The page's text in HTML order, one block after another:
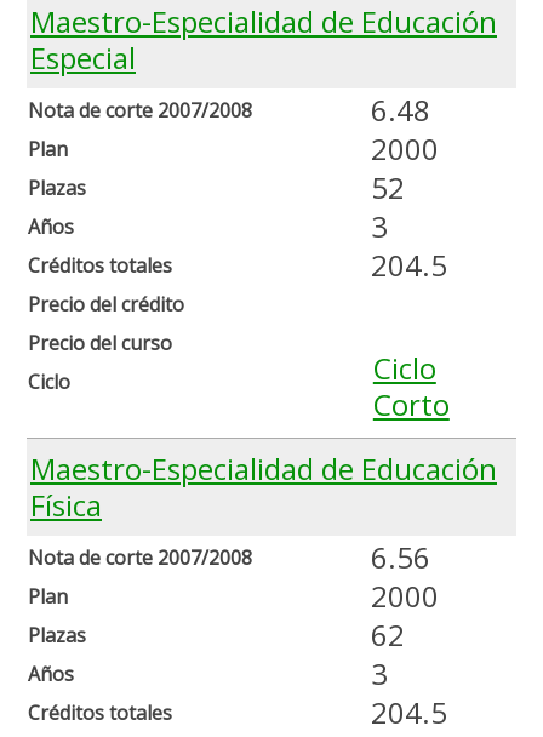
Maestro-Especialidad de Educación
Especial
Nota de corte 2007/2008
Plan
Plazas
Años
Créditos totales
Precio del crédito
Precio del curso
Ciclo
6.48
2000
52
3
204.5
Ciclo
Corto
Maestro-Especialidad de Educación
Física
Nota de corte 2007/2008
Plan
Plazas
Años
Créditos totales
6.56
2000
62
3
204.5